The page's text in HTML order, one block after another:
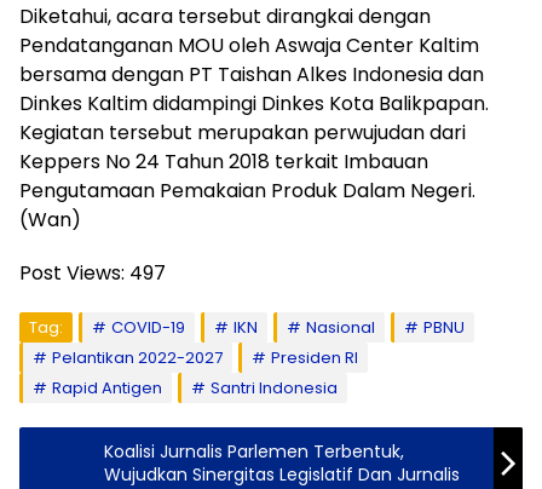
Diketahui, acara tersebut dirangkai dengan
Pendatanganan MOU oleh Aswaja Center Kaltim
bersama dengan PT Taishan Alkes Indonesia dan
Dinkes Kaltim didampingi Dinkes Kota Balikpapan.
Kegiatan tersebut merupakan perwujudan dari
Keppers No 24 Tahun 2018 terkait Imbauan
Pengutamaan Pemakaian Produk Dalam Negeri.
(Wan)
Post Views: 497
Tag: COVID-19 IKN Nasional
PBNU
Pelantikan 2022-2027
Presiden RI
Rapid Antigen
Santri Indonesia
Koalisi Jurnalis Parlemen Terbentuk,
Wujudkan Sinergitas Legislatif Dan Jurnalis